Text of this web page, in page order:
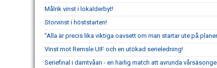
Målrik vinst i lokalderbyt!
Storvinst i höststarten!
”Alla är precis lika viktiga oavsett om man startar ute på
Vinst mot Remsle UIF och en utökad serieledning!
Seriefinal i damtvåan - en härlig match att avrunda